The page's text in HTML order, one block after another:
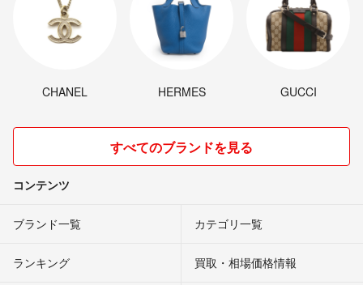
CHANEL HERMES GUCCI
すべてのブランドを見る
コンテンツ
ブランド一覧 カテゴリ一覧
ランキング 買取・相場価格情報